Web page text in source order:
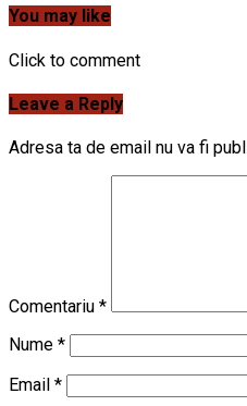
You may like
Click to comment
Leave a Reply
Adresa ta de email nu va fi
Comentariu *
Nume *
Email *